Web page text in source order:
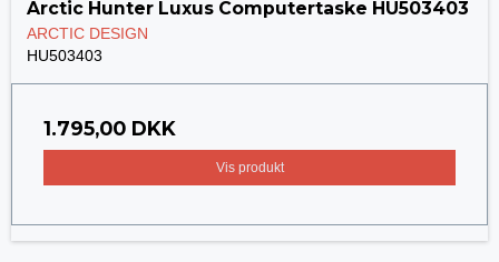
Arctic Hunter Luxus Computertaske HU503403
ARCTIC DESIGN
HU503403
1.795,00 DKK
Vis produkt